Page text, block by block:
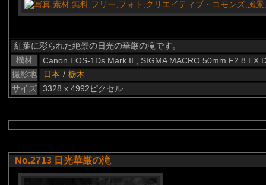
紅葉に彩られた絶景の日光の華厳の滝です。
機材
Canon EOS-1Ds Mark II , SIGMA MACRO 50mm F2.8 EX
撮影地
日本 / 栃木
サイズ
3328 x 4992ピクセル
No.2713 日光華厳の滝